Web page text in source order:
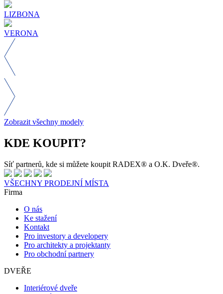
LIZBONA
VERONA
Zobrazit všechny modely
KDE KOUPIT?
Síť partnerů, kde si můžete koupit RADEX® a O.K. Dveře®.
VŠECHNY PRODEJNÍ MÍSTA
Firma
O nás
Ke stažení
Kontakt
Pro investory a developery
Pro architekty a projektanty
Pro obchodní partnery
DVEŘE
Interiérové dveře